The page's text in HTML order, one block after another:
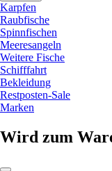
Karpfen
Raubfische
Spinnfischen
Meeresangeln
Weitere Fische
Schifffahrt
Bekleidung
Restposten-Sale
Marken
Wird zum